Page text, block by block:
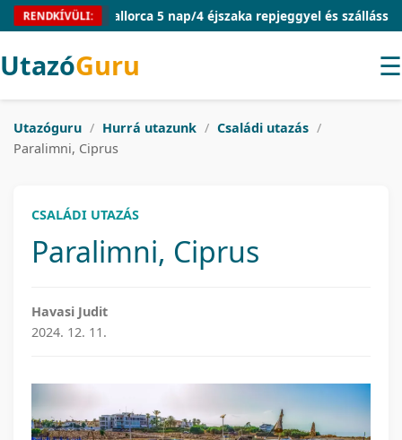
RENDKÍVÜLI:Mallorca 5 nap/4 éjszaka repjeggyel és szállással
UtazóGuru ☰
Utazóguru / Hurrá utazunk / Családi utazás /
Paralimni, Ciprus
CSALÁDI UTAZÁS
Paralimni, Ciprus
Havasi Judit
2024. 12. 11.